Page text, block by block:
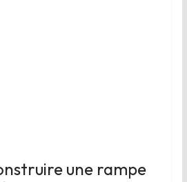
une rampe